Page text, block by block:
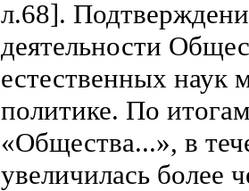
л.68].
деятельности
естественных наук
политике. По
«Общества...», в
увеличилась более